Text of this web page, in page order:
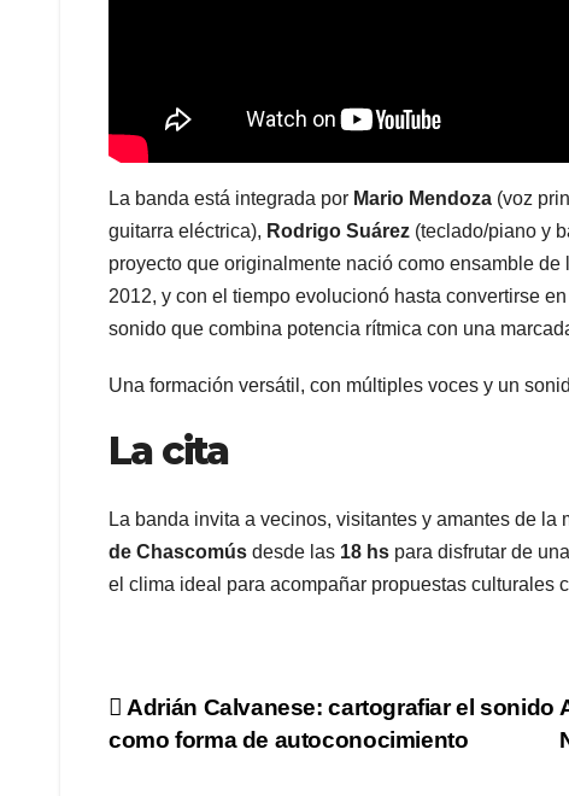
La banda está integrada por Mario Mendoza (voz
guitarra eléctrica), Rodrigo Suárez (teclado/piano y
proyecto que originalmente nació como ensamble
2012, y con el tiempo evolucionó hasta convertirse
sonido que combina potencia rítmica con una
Una formación versátil, con múltiples voces y un
La cita
La banda invita a vecinos, visitantes y amantes de la
de Chascomús desde las 18 hs para disfrutar de
el clima ideal para acompañar propuestas culturales
Navegación
Adrián Calvanese: cartografiar el sonido
como forma de autoconocimiento